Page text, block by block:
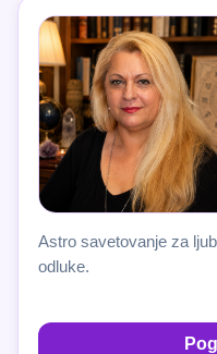
Astro savetovanje za
odluke.